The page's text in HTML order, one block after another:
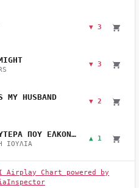
▼ 3
▼ 3
MY HUSBAND ▼ 2
ΣΤΑ ΚΑΛΥΤΕΡΑ ΠΟΥ ΕΛΚΟΝΤΑΙ
ΙΟΥΛΙΑ
▲ 1
Chart powered by